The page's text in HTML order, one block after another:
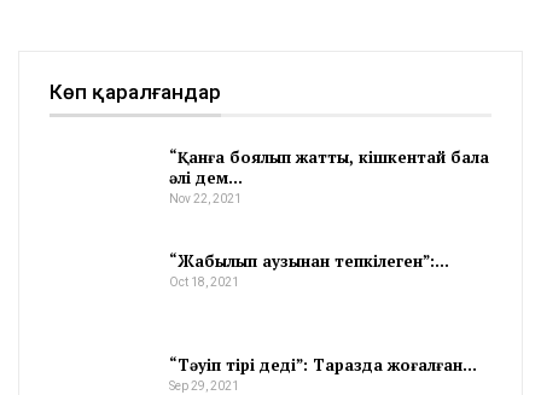
Көп қаралғандар
“Қанға боялып жатты, кішкентай бала
әлі дем…
Nov 22, 2021
“Жабылып аузынан тепкілеген”:…
Oct 18, 2021
“Тәуіп тірі деді”: Таразда жоғалған…
Sep 29, 2021